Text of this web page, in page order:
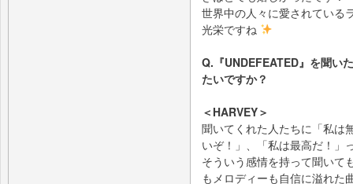
世界中の人々に愛されている
光栄ですね
Q.『UNDEFEATED』を聞い
たいですか？
＜HARVEY＞
聞いてくれた人たちに「私は
いぞ！」、「私は最高だ！」
そういう感情を持って聞いて
もメロディーも自信に溢れた